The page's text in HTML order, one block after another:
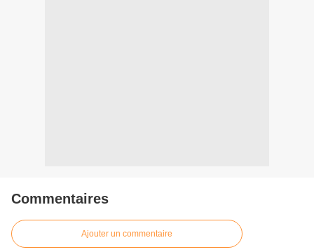
Commentaires
Ajouter un commentaire